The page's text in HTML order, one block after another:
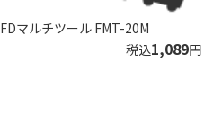
FDマルチツール FMT-20M
税込1,089円